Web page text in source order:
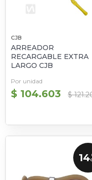
CJB
ARREADOR
RECARGABLE EXTRA
LARGO CJB
Por unidad
$ 104.603 $
14